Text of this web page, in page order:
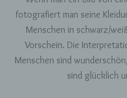
fotografiert man seine
Menschen in schwarz/
Vorschein. Die
Menschen sind
sind glücklich
oder dem Recht der
möglicherweise
erhalten, gelten
j) Dritter